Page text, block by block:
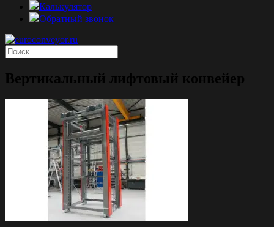
Калькулятор
Обратный звонок
Вертикальный лифтовый конвейер